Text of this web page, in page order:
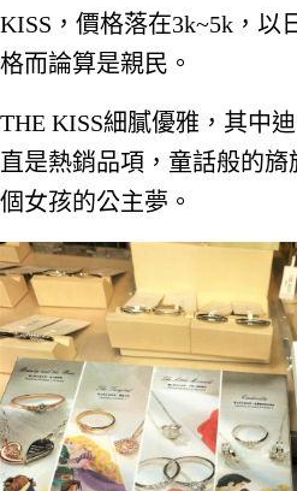
KISS，價格落在3k~5k，以
格而論算是親民。
THE KISS細膩優雅，其中
直是熱銷品項，童話般的
個女孩的公主夢。